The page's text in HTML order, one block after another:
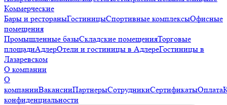
Коммерческие
Бары и рестораныГостиницыСпортивные комплексыОфисные
помещения
Промышленные базыСкладские помещенияТорговые
площадиАдлерОтели и гостиницы в АдлереГостиницы в
Лазаревском
О компании
О
компанииВакансииПартнерыСотрудникиСертификатыОплата
конфиденциальности